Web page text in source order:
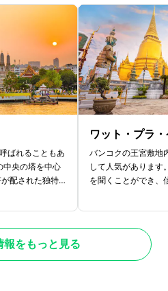
ばれることもあ
央の塔を中心
配された独特
幻想的な雰囲気
ルな模様が描か
性に人気の観光
ワット・プラ
バンコクの王宮敷地
して人気があります
を聞くことができ、
ては驚くかもしれ
いる僧侶たちが唱
ラ・ケオの観光のハ
報をもっと見る